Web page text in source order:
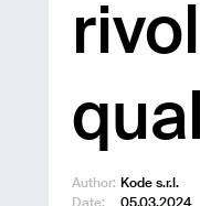
Author: Kode s.r.l.
Date:
05.03.2024